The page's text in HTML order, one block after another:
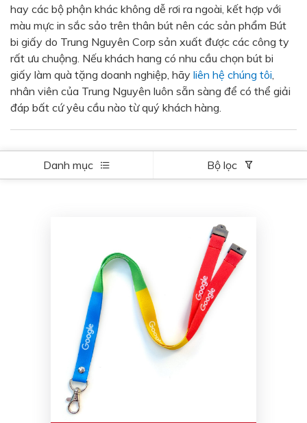
Bạc - Xanh dương
Bạc - Xanh lá
Bạc - Cam
Bạc - Đỏ
Đỏ - Bạc
Trong suốt
Đen - Trắng
Bạc - Đen
Nâu
Xanh Cốm
Xanh dương - Đen
Đỏ nâu
hay các bộ phận khác không dễ rơi ra ngoài, kết hợp với
màu mực in sắc sảo trên thân bút nên các sản phẩm Bút
bi giấy do Trung Nguyên Corp sản xuất được các công ty
rất ưu chuộng. Nếu khách hang có nhu cầu chọn bút bi
giấy làm quà tặng doanh nghiệp, hãy liên hệ chúng tôi
nhân viên của Trung Nguyên luôn sẵn sàng để có thể giải
đáp bất cứ yêu cầu nào từ quý khách hàng.
Danh mục Bộ lọc